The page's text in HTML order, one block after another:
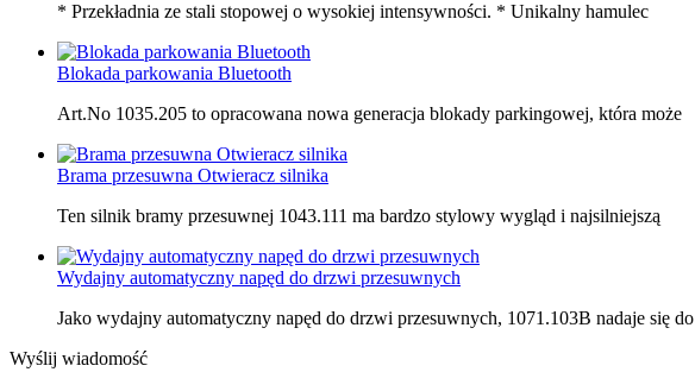
* Przekładnia ze stali stopowej o wysokiej intensywności. * Unikalny hamulec
Blokada parkowania Bluetooth
Art.No 1035.205 to opracowana nowa generacja blokady parkingowej, która może
Brama przesuwna Otwieracz silnika
Ten silnik bramy przesuwnej 1043.111 ma bardzo stylowy wygląd i najsilniejszą
Wydajny automatyczny napęd do drzwi przesuwnych
Jako wydajny automatyczny napęd do drzwi przesuwnych, 1071.103B nadaje się do
Wyślij wiadomość